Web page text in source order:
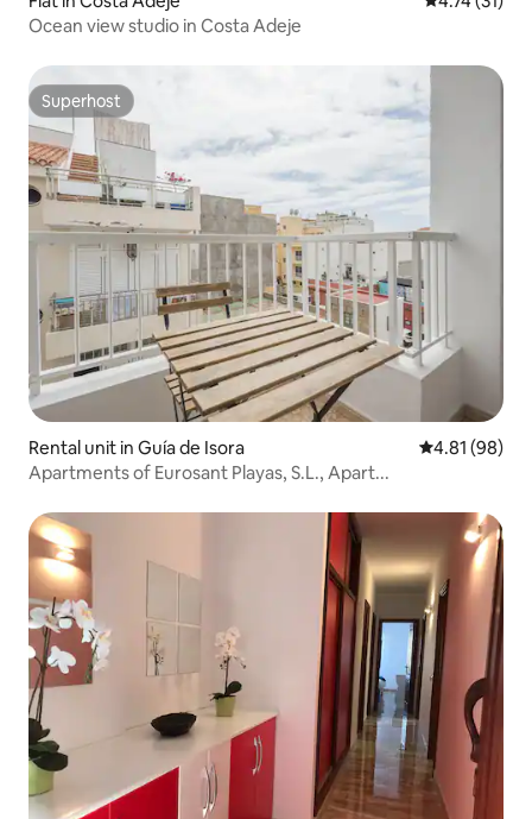
Ocean view studio in Costa Adeje
Superhost
Superhost
Rental unit in Guía de Isora 4.81 out of 5
4.81 (98)
Apartments of Eurosant Playas, S.L., Apart...